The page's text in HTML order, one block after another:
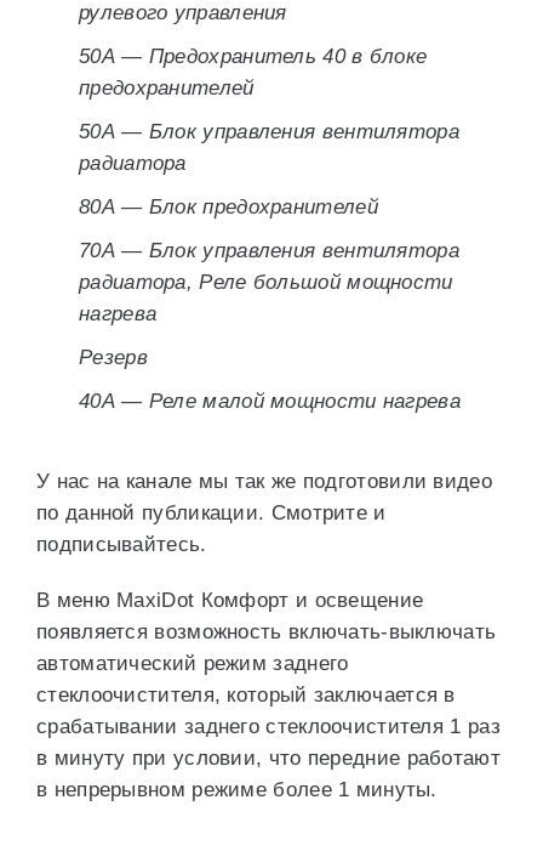
рулевого управления
50А — Предохранитель 40 в блоке
предохранителей
50А — Блок управления вентилятора
радиатора
80А — Блок предохранителей
70А — Блок управления вентилятора
радиатора, Реле большой мощности
нагрева
Резерв
40А — Реле малой мощности нагрева
У нас на канале мы так же подготовили видео
по данной публикации. Смотрите и
подписывайтесь.
В меню MaxiDot Комфорт и освещение
появляется возможность включать-выключать
автоматический режим заднего
стеклоочистителя, который заключается в
срабатывании заднего стеклоочистителя 1 раз
в минуту при условии, что передние работают
в непрерывном режиме более 1 минуты.